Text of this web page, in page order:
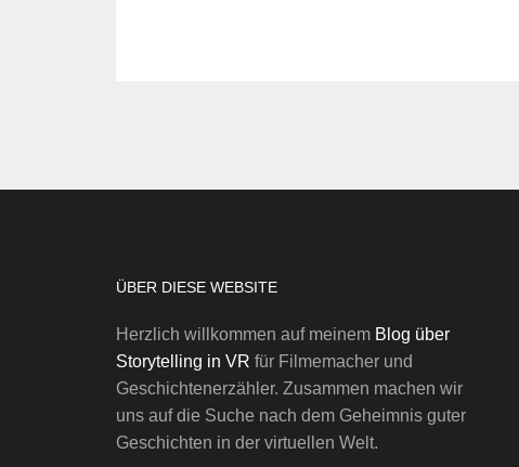
ÜBER DIESE WEBSITE
Herzlich willkommen auf meinem Blog über
Storytelling in VR für Filmemacher und
Geschichtenerzähler. Zusammen machen wir
uns auf die Suche nach dem Geheimnis guter
Geschichten in der virtuellen Welt.